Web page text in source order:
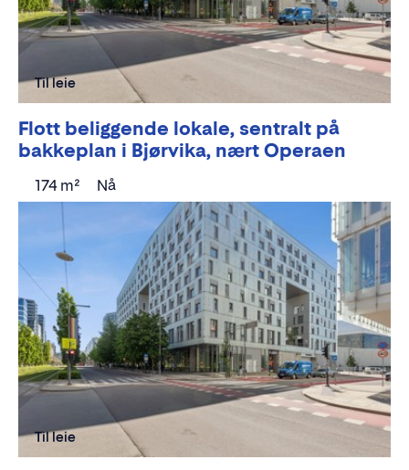
Flott beliggende lokale, sentralt på
bakkeplan i Bjørvika, nært Operaen
174 m² Nå
Til leie
Til leie